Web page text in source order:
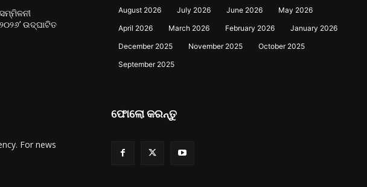
ଉଦ୍‌ଘାଟିତ
August 2026 July 2026 June 2026
May 2026
April 2026
March 2026 February 2026
January 2026
December 2025
November 2025
October 2025
September 2025
For news
ଫୋଲୋ କରନ୍ତୁ